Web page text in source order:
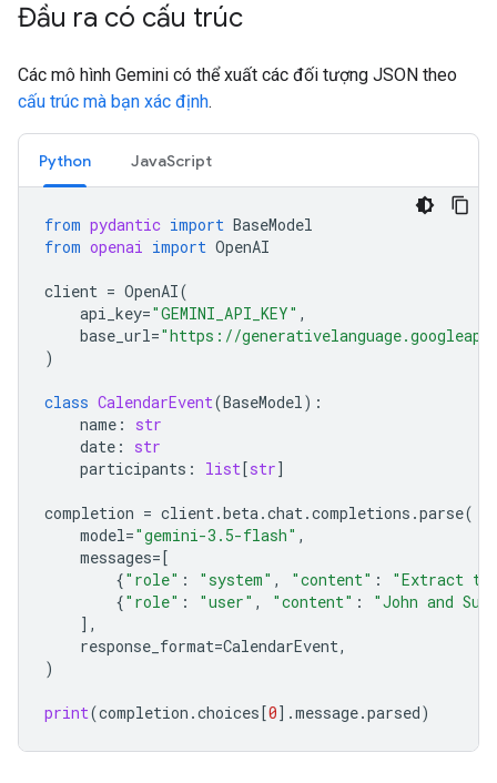
Đầu ra có cấu trúc
Các mô hình Gemini có thể xuất các đối tượng JSON theo
cấu trúc mà bạn xác định.
Python JavaScript
from pydantic import BaseModel
from openai import OpenAI
client = OpenAI(
api_key="GEMINI_API_KEY" ,
base_url="https://
)
class CalendarEvent(BaseModel):
name :
str
date :
str
participants : list[str]
completion = client.beta.chat.completions .parse(
model="gemini-3.5-flash" ,
messages=[
{"role" : "system" , "content" :
"Extract
{"role" : "user" , "content" :
"John and
],
response_format=CalendarEvent,
)
print(completion .choices[0] .message.parsed)